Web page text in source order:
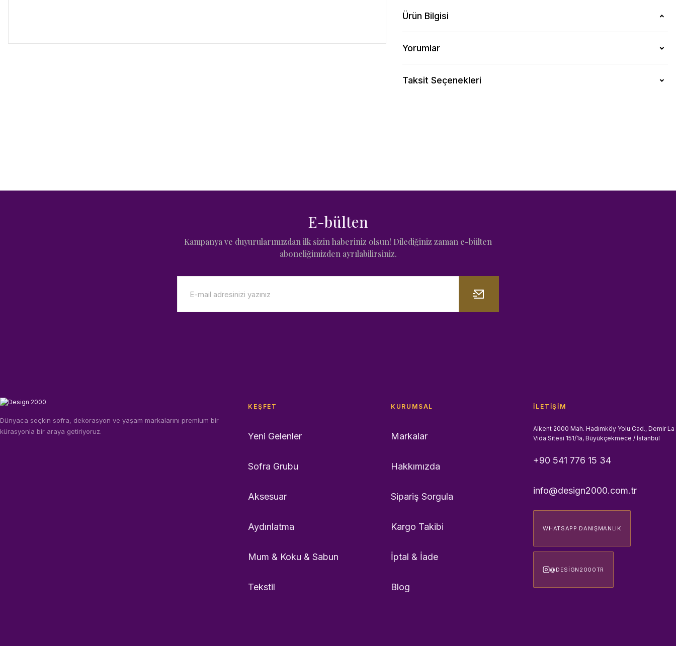
Ürün Bilgisi
Yorumlar
Taksit Seçenekleri
E-bülten
Kampanya ve duyurularımızdan ilk sizin haberiniz olsun! Dilediğiniz zaman e-bülten
aboneliğimizden ayrılabilirsiniz.
Dünyaca seçkin sofra, dekorasyon ve yaşam markalarını premium bir
kürasyonla bir araya getiriyoruz.
KEŞFET
Yeni Gelenler
Sofra Grubu
Aksesuar
Aydınlatma
Mum & Koku & Sabun
Tekstil
KURUMSAL
Markalar
Hakkımızda
Sipariş Sorgula
Kargo Takibi
İptal & İade
Blog
İLETIŞIM
Alkent 2000 Mah. Hadımköy Yolu Cad., Demir La
Vida Sitesi 151/1a, Büyükçekmece / İstanbul
+90 541 776 15 34
info@design2000.com.tr
WHATSAPP DANIŞMANLIK
@DESIGN2000TR